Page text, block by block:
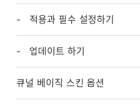
적용과 필수 설정하기
업데이트 하기
큐널 베이직 스킨 옵션